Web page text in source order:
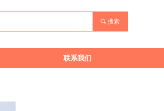
끠 搜索
联系我们